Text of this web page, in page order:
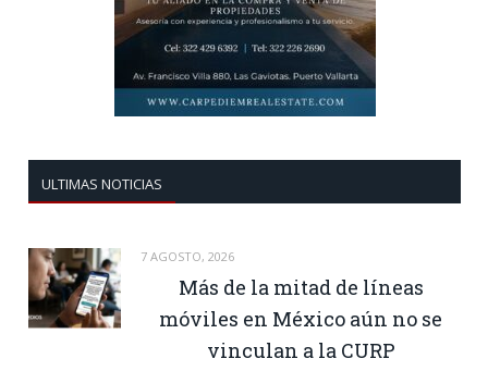
ULTIMAS NOTICIAS
7 AGOSTO, 2026
Más de la mitad de líneas
móviles en México aún no se
vinculan a la CURP